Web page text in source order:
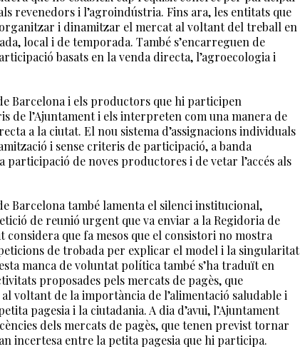
revenedors i l’agroindústria. Fins ara, les entitats que
i dinamitzar el mercat al voltant del treball en
local i de temporada. També s’encarreguen de
basats en la venda directa, l’agroecologia i
Barcelona i els productors que hi participen
de l’Ajuntament i els interpreten com una manera de
a la ciutat. El nou sistema d’assignacions individuals
i sense criteris de participació, a banda
participació de noves productores i de vetar l’accés als
Barcelona també lamenta el silenci institucional,
de reunió urgent que va enviar a la Regidoria de
considera que fa mesos que el consistori no mostra
de trobada per explicar el model i la singularitat
manca de voluntat política també s’ha traduït en
proposades pels mercats de pagès, que
voltant de la importància de l’alimentació saludable i
pagesia i la ciutadania. A dia d’avui, l’Ajuntament
dels mercats de pagès, que tenen previst tornar
incertesa entre la petita pagesia que hi participa.